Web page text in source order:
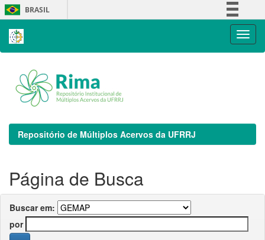
Skip
navigation
BRASIL
Repositório de Múltiplos Acervos da UFRRJ
Página de Busca
Buscar em:
por